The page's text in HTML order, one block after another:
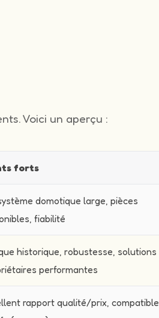
Voici un aperçu :
forts
domotique large, pièces
fiabilité
historique, robustesse, solutions
performantes
rapport qualité/prix, compatible